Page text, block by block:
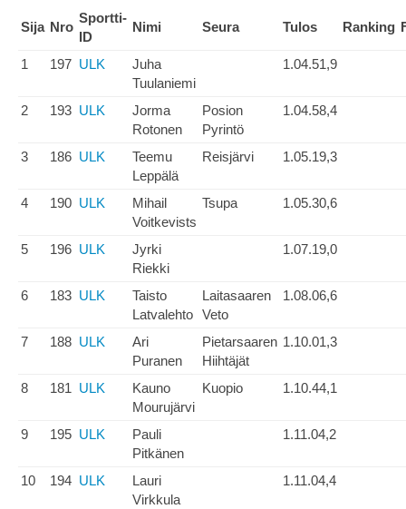
Sija Nro
Sportti-
ID
Nimi Seura Tulos Ranking
1 197 ULK
Juha
Tuulaniemi
1.04.51,9
2 193 ULK
Jorma
Rotonen
Posion
Pyrintö
1.04.58,4
3 186 ULK
Teemu
Leppälä
Reisjärvi 1.05.19,3
4 190 ULK
Mihail
Voitkevists
Tsupa 1.05.30,6
5 196 ULK
Jyrki
Riekki
1.07.19,0
6 183 ULK
Taisto
Latvalehto
Laitasaaren
Veto
1.08.06,6
7 188 ULK
Ari
Puranen
Pietarsaaren
Hiihtäjät
1.10.01,3
8 181 ULK
Kauno
Mourujärvi
Kuopio 1.10.44,1
9 195 ULK
Pauli
Pitkänen
1.11.04,2
10 194 ULK
Lauri
Virkkula
1.11.04,4